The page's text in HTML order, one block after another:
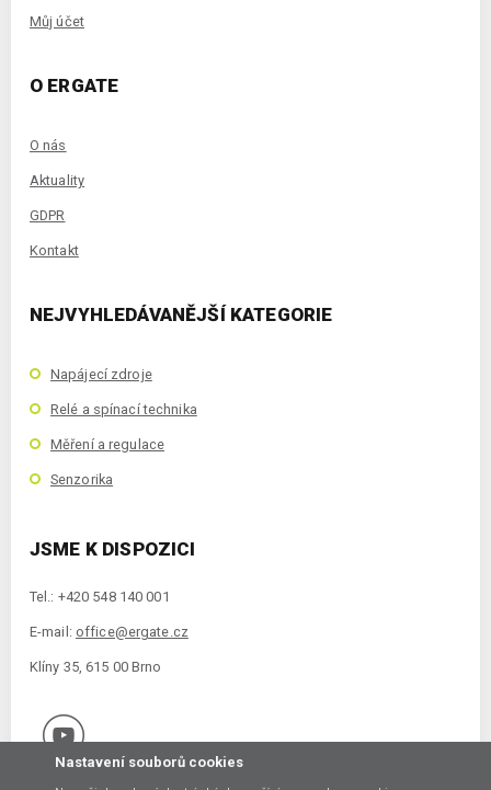
Můj účet
O ERGATE
O nás
Aktuality
GDPR
Kontakt
NEJVYHLEDÁVANĚJŠÍ KATEGORIE
Napájecí zdroje
Relé a spínací technika
Měření a regulace
Senzorika
JSME K DISPOZICI
Tel.: +420 548 140 001
E-mail: office@ergate.cz
Klíny 35, 615 00 Brno
Nastavení souborů cookies